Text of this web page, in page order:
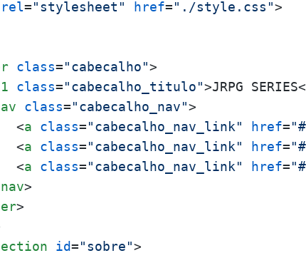
rel="stylesheet" href="./style.css">
class="cabecalho">
class="cabecalho_titulo">JRPG SERIES
class="cabecalho_nav">
<a class="cabecalho_nav_link" href=
<a class="cabecalho_nav_link" href=
<a class="cabecalho_nav_link" href=
nav>
>
id="sobre">